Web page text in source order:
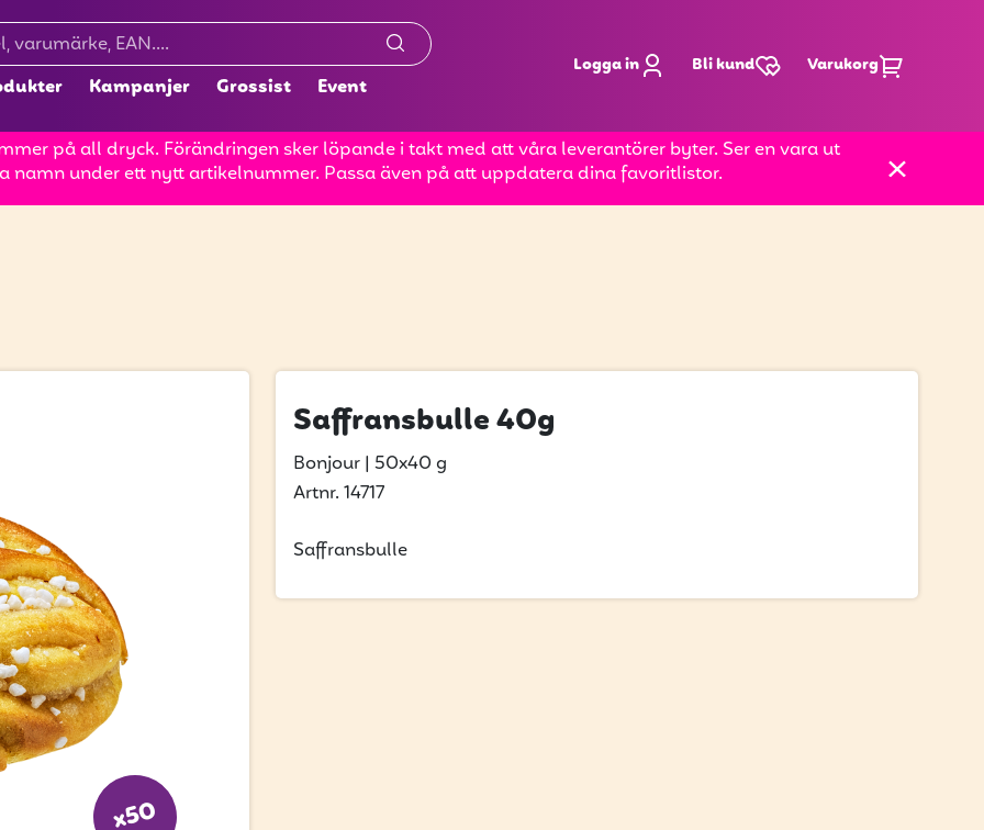
Kampanjer Grossist Event
Logga in Bli kund Varukorg
på all dryck. Förändringen sker löpande i takt med att våra leverantörer byter. Ser en vara ut
namn under ett nytt artikelnummer. Passa även på att uppdatera dina favoritlistor.
x50
Saffransbulle 40g
Bonjour | 50x40 g
Artnr. 14717
Saffransbulle